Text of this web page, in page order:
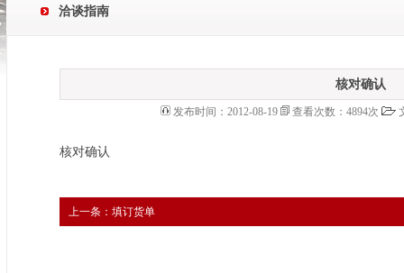
洽谈指南
核对确认
发布时间：2012-08-19 查看次数：4894次
核对确认
上一条： 填订货单